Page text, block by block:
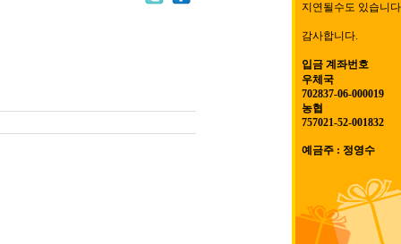
지연될수도 있습니
감사합니다.
입금 계좌번호
우체국
702837-06-000019
농협
757021-52-001832
예금주 : 정영수